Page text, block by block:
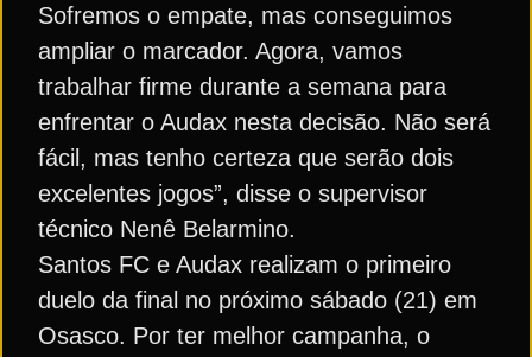
Sofremos o empate, mas conseguimos
ampliar o marcador. Agora, vamos
trabalhar firme durante a semana para
enfrentar o Audax nesta decisão. Não será
fácil, mas tenho certeza que serão dois
excelentes jogos”, disse o supervisor
técnico Nenê Belarmino.
Santos FC e Audax realizam o primeiro
duelo da final no próximo sábado (21) em
Osasco. Por ter melhor campanha, o